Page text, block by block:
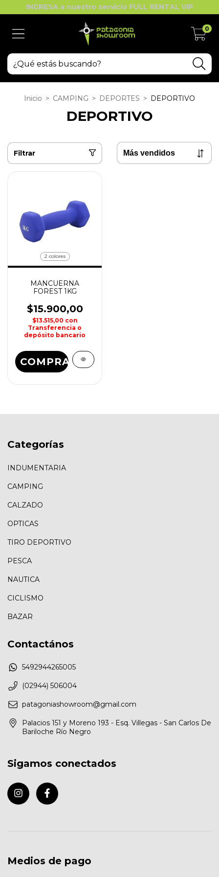
INGRESA a nuestro servicio FULL RENTAL VIP
0
Inicio > CAMPING > DEPORTES > DEPORTIVO
DEPORTIVO
Filtrar
2 colores
MANCUERNA
FOREST 1KG
$15.900,00
$13.515,00 con
Transferencia o
depósito bancario
COMPRAR
Categorías
INDUMENTARIA
CAMPING
CALZADO
OPTICAS
TIRO DEPORTIVO
PESCA
NAUTICA
CICLISMO
BAZAR
Contactános
5492944265005
(02944) 506004
patagoniashowroom@gmail.com
Palacios 151 y Moreno 193 - Esq. Villegas - San Carlos De
Bariloche Río Negro
Sigamos conectados
Medios de pago